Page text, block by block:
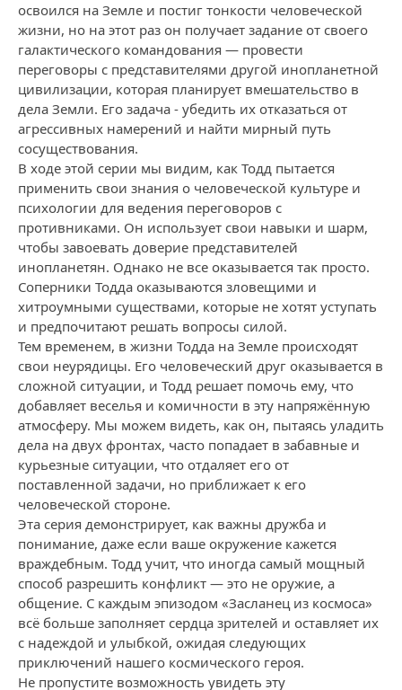
освоился на Земле и постиг тонкости человеческой
жизни, но на этот раз он получает задание от своего
галактического командования — провести
переговоры с представителями другой инопланетной
цивилизации, которая планирует вмешательство в
дела Земли. Его задача - убедить их отказаться от
агрессивных намерений и найти мирный путь
сосуществования.
В ходе этой серии мы видим, как Тодд пытается
применить свои знания о человеческой культуре и
психологии для ведения переговоров с
противниками. Он использует свои навыки и шарм,
чтобы завоевать доверие представителей
инопланетян. Однако не все оказывается так просто.
Соперники Тодда оказываются зловещими и
хитроумными существами, которые не хотят уступать
и предпочитают решать вопросы силой.
Тем временем, в жизни Тодда на Земле происходят
свои неурядицы. Его человеческий друг оказывается в
сложной ситуации, и Тодд решает помочь ему, что
добавляет веселья и комичности в эту напряжённую
атмосферу. Мы можем видеть, как он, пытаясь уладить
дела на двух фронтах, часто попадает в забавные и
курьезные ситуации, что отдаляет его от
поставленной задачи, но приближает к его
человеческой стороне.
Эта серия демонстрирует, как важны дружба и
понимание, даже если ваше окружение кажется
враждебным. Тодд учит, что иногда самый мощный
способ разрешить конфликт — это не оружие, а
общение. С каждым эпизодом «Засланец из космоса»
всё больше заполняет сердца зрителей и оставляет их
с надеждой и улыбкой, ожидая следующих
приключений нашего космического героя.
Не пропустите возможность увидеть эту